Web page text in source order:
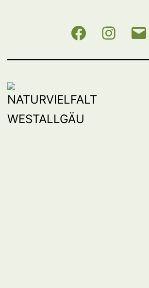
NABU Instagram